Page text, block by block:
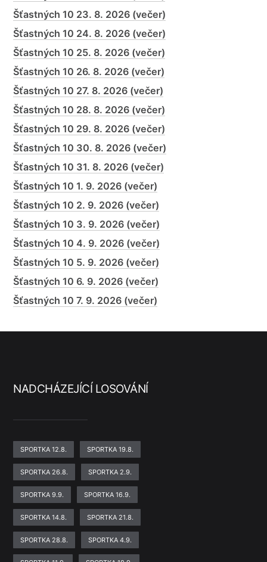
Šťastných 10 23. 8. 2026 (večer)
Šťastných 10 24. 8. 2026 (večer)
Šťastných 10 25. 8. 2026 (večer)
Šťastných 10 26. 8. 2026 (večer)
Šťastných 10 27. 8. 2026 (večer)
Šťastných 10 28. 8. 2026 (večer)
Šťastných 10 29. 8. 2026 (večer)
Šťastných 10 30. 8. 2026 (večer)
Šťastných 10 31. 8. 2026 (večer)
Šťastných 10 1. 9. 2026 (večer)
Šťastných 10 2. 9. 2026 (večer)
Šťastných 10 3. 9. 2026 (večer)
Šťastných 10 4. 9. 2026 (večer)
Šťastných 10 5. 9. 2026 (večer)
Šťastných 10 6. 9. 2026 (večer)
Šťastných 10 7. 9. 2026 (večer)
NADCHÁZEJÍCÍ LOSOVÁNÍ
SPORTKA 12.8. SPORTKA 19.8.
SPORTKA 26.8. SPORTKA 2.9.
SPORTKA 9.9. SPORTKA 16.9.
SPORTKA 14.8. SPORTKA 21.8.
SPORTKA 28.8. SPORTKA 4.9.